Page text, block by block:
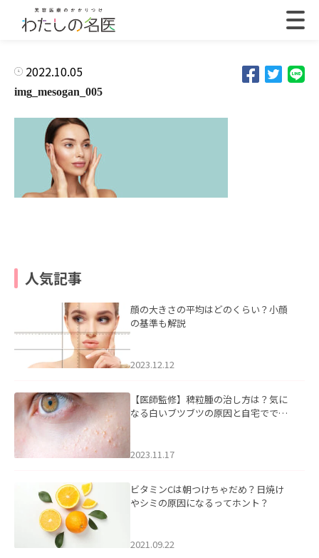
2022.10.05
img_mesogan_005
人気記事
顔の大きさの平均はどのくらい？小顔
の基準も解説
2023.12.12
【医師監修】稗粒腫の治し方は？気に
なる白いブツブツの原因と自宅ででき
2023.11.17
ビタミンCは朝つけちゃだめ？日焼け
やシミの原因になるってホント？
2021.09.22